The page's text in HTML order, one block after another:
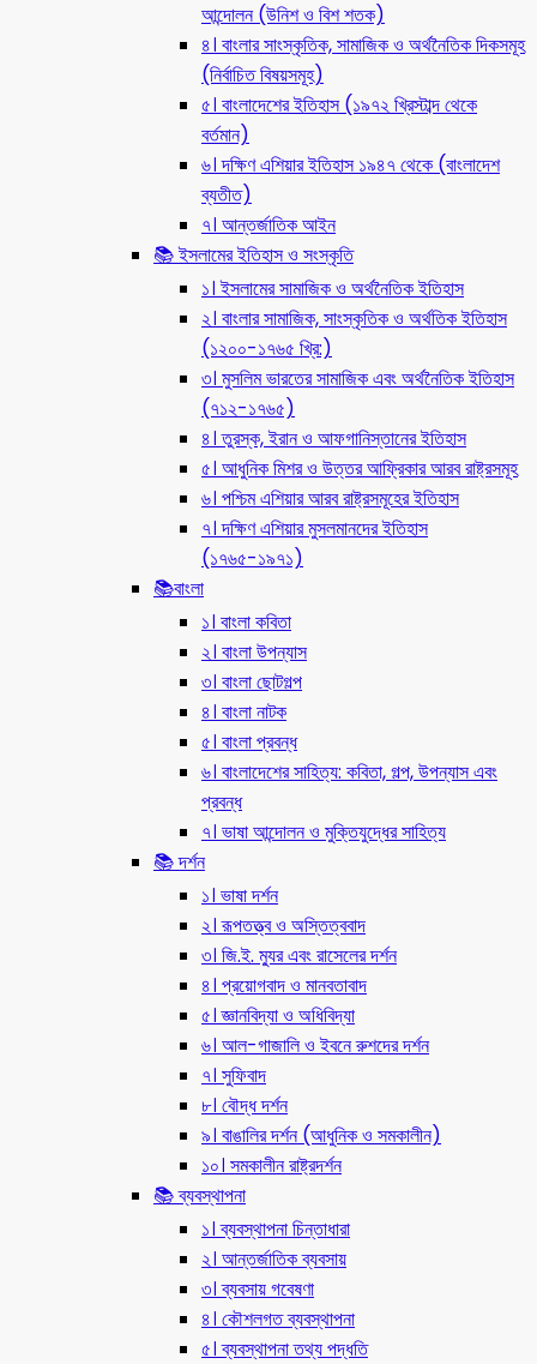
আন্দোলন (উনিশ ও বিশ শতক)
৪। বাংলার সাংস্কৃতিক, সামাজিক ও অর্থনৈতিক দিকসমূহ
(নির্বাচিত বিষয়সমূহ)
৫। বাংলাদেশের ইতিহাস (১৯৭২ খ্রিস্টাব্দ থেকে
বর্তমান)
৬। দক্ষিণ এশিয়ার ইতিহাস ১৯৪৭ থেকে (বাংলাদেশ
ব্যতীত)
৭। আন্তর্জাতিক আইন
📚 ইসলামের ইতিহাস ও সংস্কৃতি
১। ইসলামের সামাজিক ও অর্থনৈতিক ইতিহাস
২। বাংলার সামাজিক, সাংস্কৃতিক ও অর্থতিক ইতিহাস
(১২০০-১৭৬৫ খ্রি:)
৩। মুসলিম ভারতের সামাজিক এবং অর্থনৈতিক ইতিহাস
(৭১২-১৭৬৫)
৪। তুরস্ক, ইরান ও আফগানিস্তানের ইতিহাস
৫। আধুনিক মিশর ও উত্তর আফ্রিকার আরব রাষ্ট্রসমূহ
৬। পশ্চিম এশিয়ার আরব রাষ্ট্রসমূহের ইতিহাস
৭। দক্ষিণ এশিয়ার মুসলমানদের ইতিহাস
(১৭৬৫-১৯৭১)
📚বাংলা
১। বাংলা কবিতা
২। বাংলা উপন্যাস
৩। বাংলা ছোটগল্প
৪। বাংলা নাটক
৫। বাংলা প্রবন্ধ
৬। বাংলাদেশের সাহিত্য: কবিতা, গল্প, উপন্যাস এবং
প্রবন্ধ
৭। ভাষা আন্দোলন ও মুক্তিযুদ্ধের সাহিত্য
📚 দর্শন
১। ভাষা দর্শন
২। রূপতত্ত্ব ও অস্তিত্ববাদ
৩। জি.ই. ম্যুর এবং রাসেলের দর্শন
৪। প্রয়োগবাদ ও মানবতাবাদ
৫। জ্ঞানবিদ্যা ও অধিবিদ্যা
৬। আল-গাজালি ও ইবনে রুশদের দর্শন
৭। সুফিবাদ
৮। বৌদ্ধ দর্শন
৯। বাঙালির দর্শন (আধুনিক ও সমকালীন)
১০। সমকালীন রাষ্ট্রদর্শন
📚 ব্যবস্থাপনা
১। ব্যবস্থাপনা চিন্তাধারা
২। আন্তর্জাতিক ব্যবসায়
৩। ব্যবসায় গবেষণা
৪। কৌশলগত ব্যবস্থাপনা
৫। ব্যবস্থাপনা তথ্য পদ্ধতি